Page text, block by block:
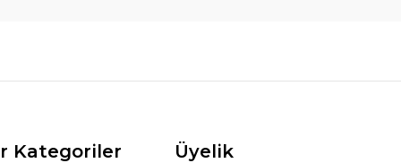
Kategoriler Üyelik